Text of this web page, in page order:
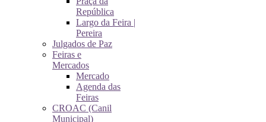
República
Largo da Feira |
Pereira
Julgados de Paz
Feiras e
Mercados
Mercado
Agenda das
Feiras
CROAC (Canil
Municipal)